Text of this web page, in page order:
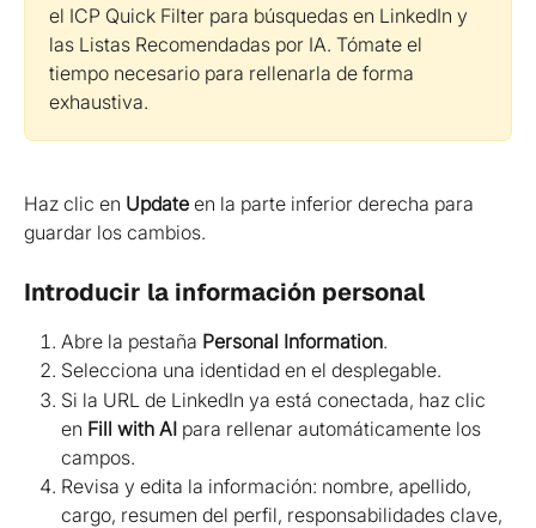
el ICP Quick Filter para búsquedas en LinkedIn y
las Listas Recomendadas por IA. Tómate el
tiempo necesario para rellenarla de forma
exhaustiva.
Haz clic en Update en la parte inferior derecha para
guardar los cambios.
Introducir la información personal
Abre la pestaña Personal Information.
Selecciona una identidad en el desplegable.
Si la URL de LinkedIn ya está conectada, haz clic
en Fill with AI para rellenar automáticamente los
campos.
Revisa y edita la información: nombre, apellido,
cargo, resumen del perfil, responsabilidades clave,